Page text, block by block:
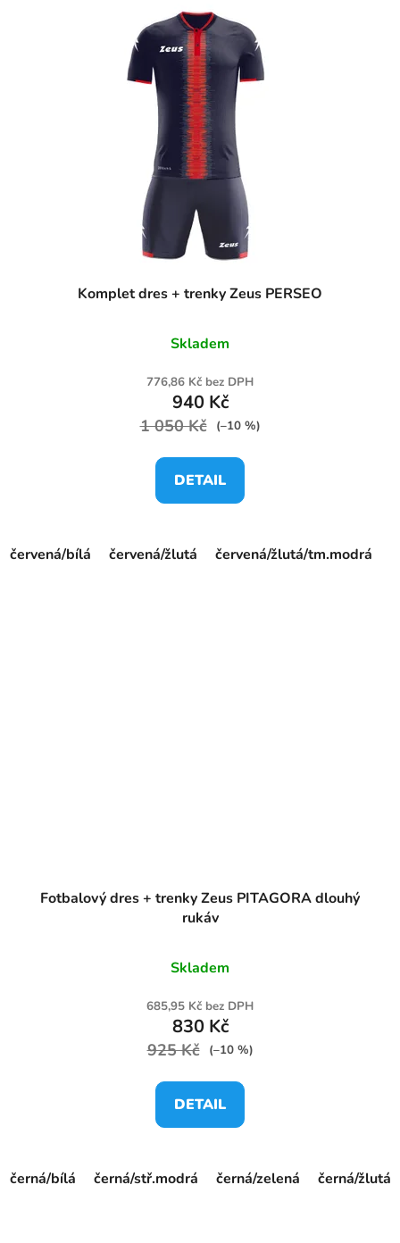
Komplet dres + trenky Zeus PERSEO
Skladem
776,86 Kč bez DPH
940 Kč
1 050 Kč (–10 %)
DETAIL
červená/bílá červená/žlutá červená/žlutá/tm.modrá
Fotbalový dres + trenky Zeus PITAGORA dlouhý
rukáv
Skladem
685,95 Kč bez DPH
830 Kč
925 Kč (–10 %)
DETAIL
černá/bílá černá/stř.modrá černá/zelená černá/žlutá